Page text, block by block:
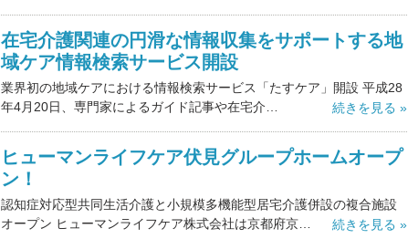
在宅介護関連の円滑な情報収集をサポートする地
域ケア情報検索サービス開設
業界初の地域ケアにおける情報検索サービス「たすケア」開設 平成28
年4月20日、専門家によるガイド記事や在宅介…
続きを見る »
ヒューマンライフケア伏見グループホームオープ
ン！
認知症対応型共同生活介護と小規模多機能型居宅介護併設の複合施設
オープン ヒューマンライフケア株式会社は京都府京…
続きを見る »